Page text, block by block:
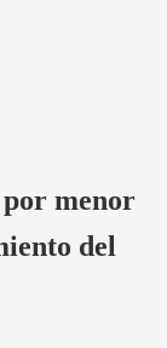
menor
del